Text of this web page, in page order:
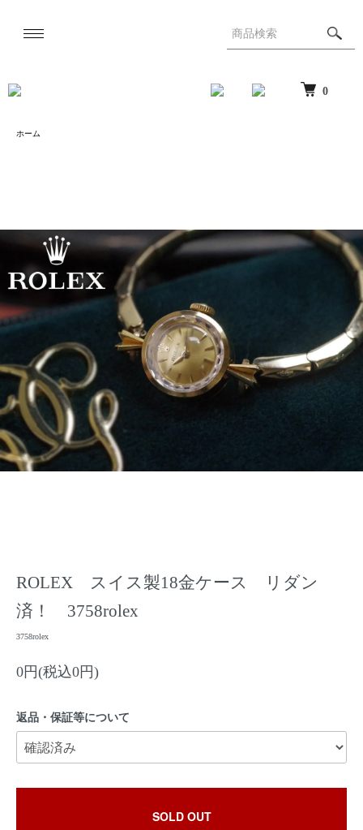
0
ホーム
ROLEX スイス製18金ケース リダン
済！ 3758rolex
3758rolex
0円(税込0円)
返品・保証等について
SOLD OUT